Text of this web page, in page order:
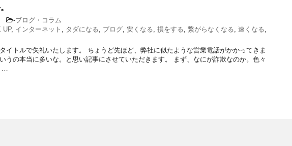
-ブログ・コラム
UP, インターネット , タダになる, ブログ, 安くなる, 損をする, 繋がらなくなる, 速くなる,
イトルで失礼いたします。 ちょうど先ほど、弊社に似たような営業電話がかかってきま
うの本当に多いな。と思い記事にさせていただきます。 まず、なにが詐欺なのか。色々
…